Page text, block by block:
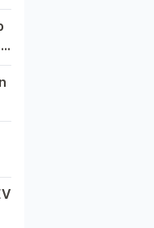
lebih menonjol
Prix memiliki cerita
lebih sehat,
di Indonesia, telah